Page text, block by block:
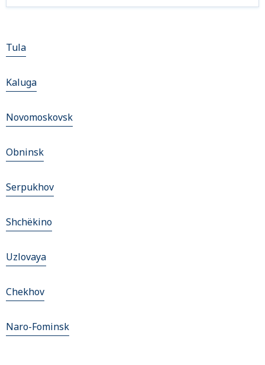
Tula
Kaluga
Novomoskovsk
Obninsk
Serpukhov
Shchëkino
Uzlovaya
Chekhov
Naro-Fominsk